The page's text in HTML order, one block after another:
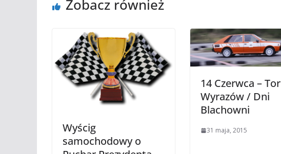
Zobacz również
Wyścig
samochodowy o
14 Czerwca – Tor
Wyrazów / Dni
Blachowni
31 maja, 2015